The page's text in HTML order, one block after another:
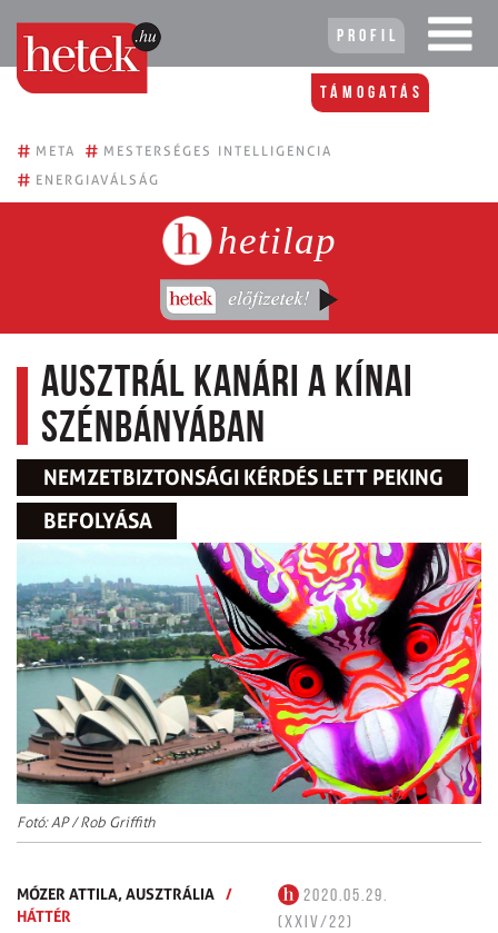
Profil
Támogatás
# META # MESTERSÉGES INTELLIGENCIA
# ENERGIAVÁLSÁG
hetilap
Ausztrál kanári a kínai
szénbányában
NEMZETBIZTONSÁGI KÉRDÉS LETT PEKING
BEFOLYÁSA
Fotó: AP / Rob Griffith
MÓZER ATTILA, AUSZTRÁLIA /
HÁTTÉR
2020.05.29.
(XXIV/22)